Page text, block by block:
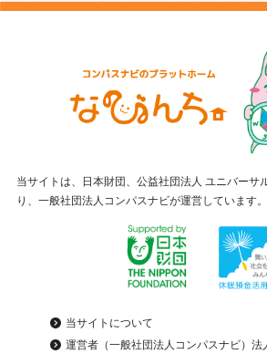
当サイトは、日本財団、公益社団法人 ユニバーサ
り、一般社団法人コンパスナビが運営しています。
当サイトについて
運営者（一般社団法人コンパスナビ）法